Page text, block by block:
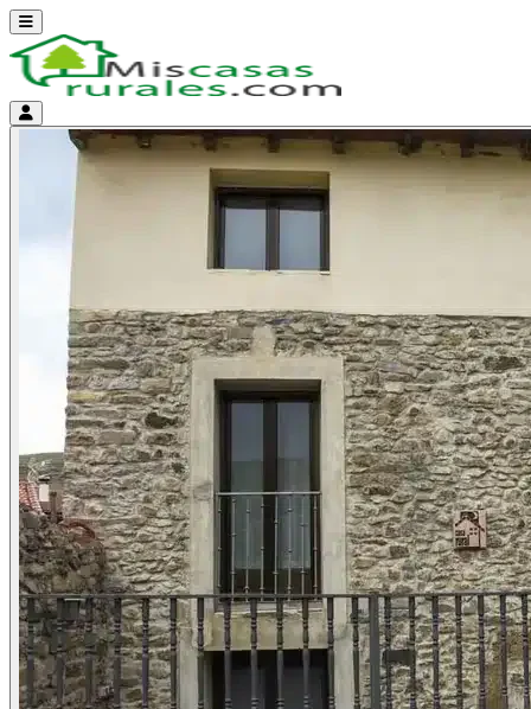
Abrir menú
Menú de cuenta